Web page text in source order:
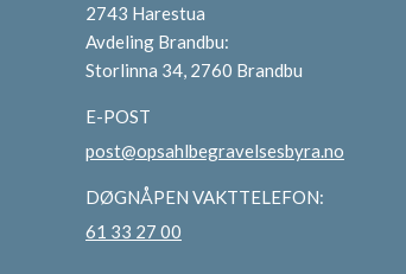
2743 Harestua
Avdeling Brandbu:
Storlinna 34, 2760 Brandbu
E-POST
post@opsahlbegravelsesbyra.no
DØGNÅPEN VAKTTELEFON:
61 33 27 00